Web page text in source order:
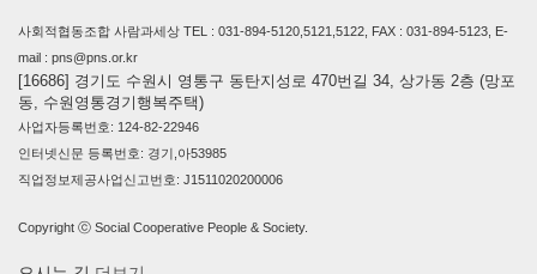
사회적협동조합 사람과세상 TEL : 031-894-5120,5121,5122, FAX : 031-894-5123, E-
mail : pns@pns.or.kr
[16686] 경기도 수원시 영통구 동탄지성로 470번길 34, 상가동 2층 (망포
동, 수원영통경기행복주택)
사업자등록번호: 124-82-22946
인터넷신문 등록번호: 경기,아53985
직업정보제공사업신고번호: J1511020200006
Copyright ⓒ Social Cooperative People & Society.